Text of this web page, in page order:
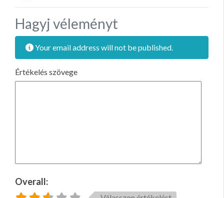
Hagyj véleményt
Your email address will not be published.
Értékelés szövege
Overall: